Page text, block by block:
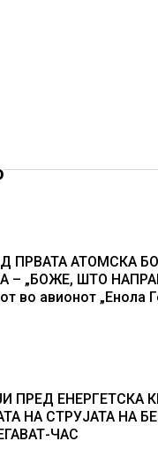
ПРВАТА АТОМСКА
– „БОЖЕ, ШТО
во авионот „Енола
историјата
ПРЕД ЕНЕРГЕТСКА
НА СТРУЈАТА НА
ЧАС